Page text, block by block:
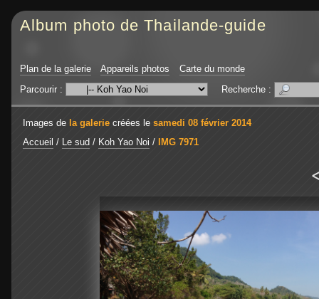
Album photo de Thailande-guide
Plan de la galerie Appareils photos
Carte du monde
Parcourir :
Recherche :
Images de la galerie créées le samedi 08 février 2014
Accueil / Le sud / Koh Yao Noi / IMG 7971